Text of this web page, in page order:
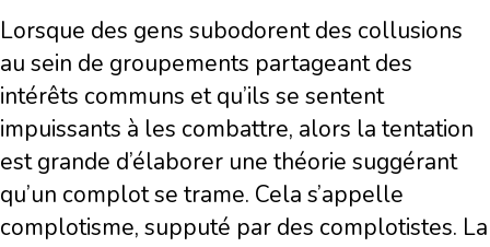
Lorsque des gens subodorent des collusions
au sein de groupements partageant des
intérêts communs et qu’ils se sentent
impuissants à les combattre, alors la tentation
est grande d’élaborer une théorie suggérant
qu’un complot se trame. Cela s’appelle
complotisme, supputé par des complotistes. La